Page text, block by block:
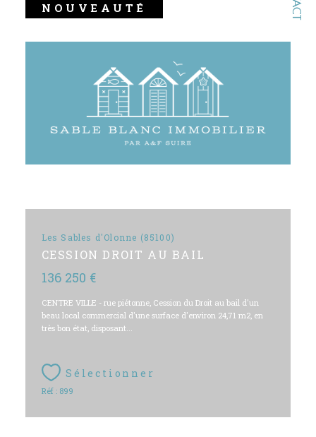
Les Sables d'Olonne (85100)
CESSION DROIT AU BAIL
136 250 €
CENTRE VILLE - rue piétonne, Cession du Droit au bail d'un
beau local commercial d'une surface d'environ 24,71 m2, en
très bon état, disposant...
Sélectionner
Réf : 899
NOUVEAUTÉ